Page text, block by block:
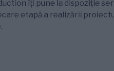
îți pune la dispoziție
etapă a realizării